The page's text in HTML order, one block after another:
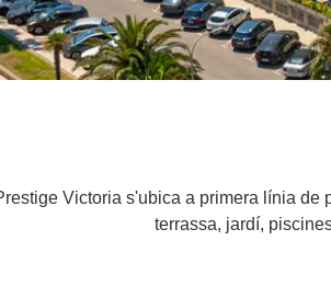
Victoria s'ubica a primera línia
terrassa, jardí,